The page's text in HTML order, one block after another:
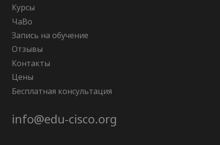
Курсы
ЧаВо
Запись на обучение
Отзывы
Контакты
Цены
Бесплатная консультация
info@edu-cisco.org